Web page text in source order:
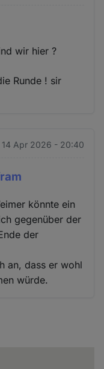
wir hier ?
Runde ! sir
14 Apr 2026 - 20:40
könnte ein
gegenüber der
der
an, dass er wohl
würde.